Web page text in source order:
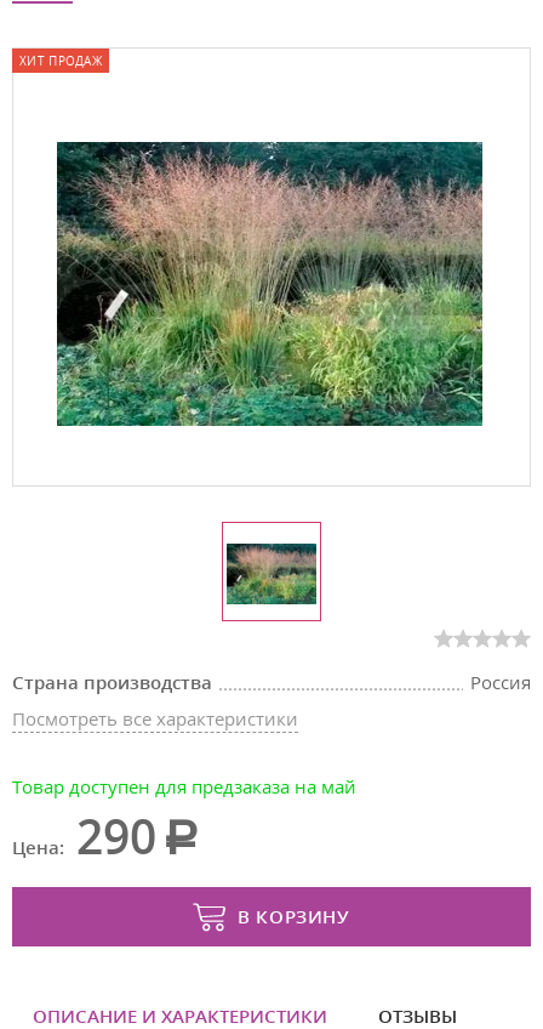
ХИТ ПРОДАЖ
Страна производства
Россия
Посмотреть все характеристики
Товар доступен для предзаказа на май
Цена: 290
В КОРЗИНУ
ОПИСАНИЕ И ХАРАКТЕРИСТИКИ ОТЗЫВЫ